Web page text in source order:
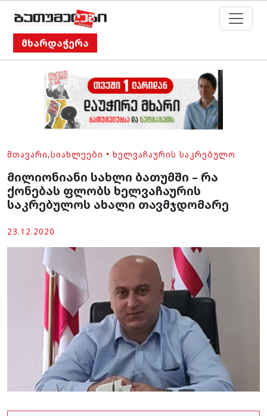
მხარდაჭერა
ᲛᲗᲐᲕᲐᲠᲘ,ᲡᲘᲐᲮᲚᲔᲔᲑᲘ • ᲮᲔᲚᲕᲐᲩᲐᲣᲠᲘᲡ ᲡᲐᲙᲠᲔᲑᲣᲚᲝ
მილიონიანი სახლი ბათუმში – რა
ქონებას ფლობს ხელვაჩაურის
საკრებულოს ახალი თავმჯდომარე
23.12.2020